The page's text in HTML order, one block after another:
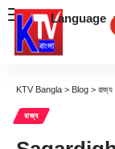
Language
KTV Bangla > Blog > রাজ্য
রাজ্য